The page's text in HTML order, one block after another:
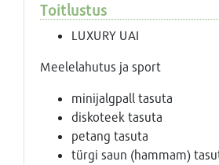
Toitlustus
LUXURY UAI
Meelelahutus ja sport
minijalgpall tasuta
diskoteek tasuta
petang tasuta
türgi saun (hammam)